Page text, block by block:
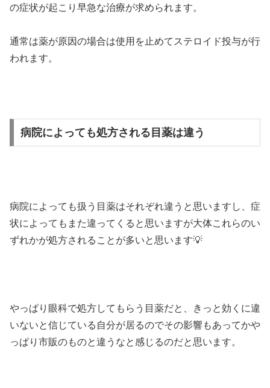
の症状が起こり早急な治療が求められます。
通常は薬が原因の場合は使用を止めてステロイド投与が行
われます。
病院によっても処方される目薬は違う
病院によっても扱う目薬はそれぞれ違うと思いますし、症
状によってもまた違ってくると思いますが大体これらのい
ずれかが処方されることが多いと思います💡
やっぱり眼科で処方してもらう目薬だと、きっと効くに違
いないと信じている自分が居るのでその影響もあってかや
っぱり市販のものと違うなと感じるのだと思います。